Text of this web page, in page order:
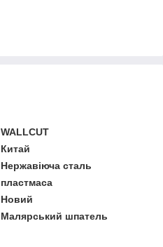
WALLCUT
Китай
Нержавіюча сталь
пластмаса
Новий
Малярський шпатель